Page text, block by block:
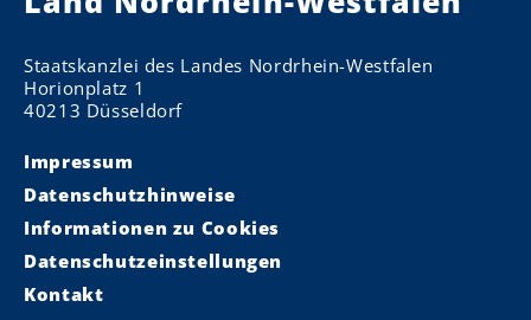
Staatskanzlei des Landes Nordrhein-Westfalen
Horionplatz 1
40213 Düsseldorf
Impressum
Datenschutzhinweise
Informationen zu Cookies
Datenschutzeinstellungen
Kontakt